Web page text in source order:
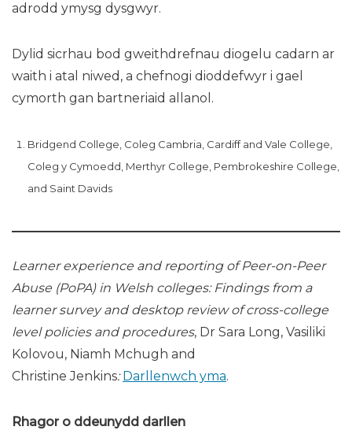
adrodd ymysg dysgwyr.
Dylid sicrhau bod gweithdrefnau diogelu cadarn ar
waith i atal niwed, a chefnogi dioddefwyr i gael
cymorth gan bartneriaid allanol.
Bridgend College, Coleg Cambria, Cardiff and Vale College,
Coleg y Cymoedd, Merthyr College, Pembrokeshire College,
and Saint Davids
Learner experience and reporting of Peer-on-Peer
Abuse (PoPA) in Welsh colleges: Findings from a
learner survey and desktop review of cross-college
level policies and procedures, Dr Sara Long, Vasiliki
Kolovou, Niamh Mchugh and
Christine Jenkins:Darllenwch yma.
Rhagor o ddeunydd darllen